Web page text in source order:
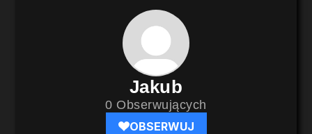
Jakub
0 Obserwujących
OBSERWUJ